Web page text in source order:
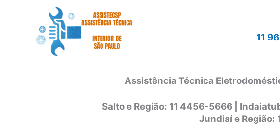
11
Assistência Técnica
Salto e Região: 11 4456-5666 |
Jundiaí e Região: